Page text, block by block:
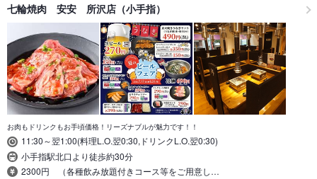
七輪焼肉 安安 所沢店（小手指）
お肉もドリンクもお手頃価格！リーズナブルが魅力です！！
11:30～翌1:00(料理L.O.翌0:30,ドリンクL.O.翌0:30)
小手指駅北口より徒歩約30分
2300円 （各種飲み放題付きコース等をご用意し…